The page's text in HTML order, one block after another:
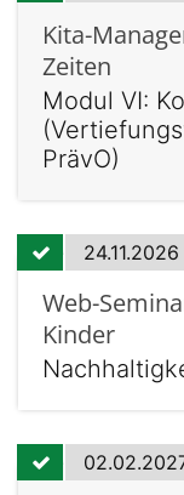
Kita-
Zeiten
Modul VI:
PrävO)
24.11.2026
Web-
Kinder